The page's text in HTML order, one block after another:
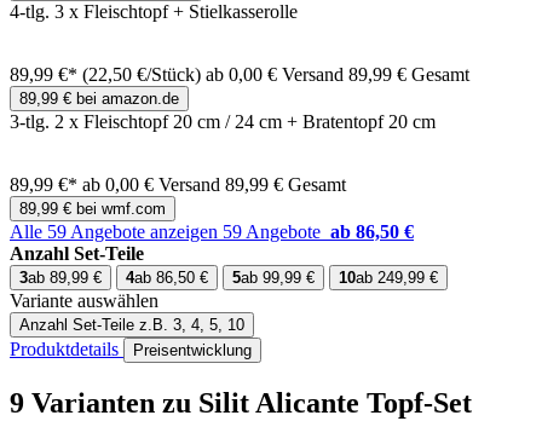
4-tlg. 3 x Fleischtopf + Stielkasserolle
89,99 €* (22,50 €/Stück) ab 0,00 € Versand 89,99 € Gesamt
89,99 € bei amazon.de
3-tlg. 2 x Fleischtopf 20 cm / 24 cm + Bratentopf 20 cm
89,99 €* ab 0,00 € Versand 89,99 € Gesamt
89,99 € bei wmf.com
Alle 59 Angebote anzeigen 59 Angebote ab 86,50 €
Anzahl Set-Teile
3ab 89,99 € 4ab 86,50 € 5ab 99,99 € 10ab 249,99 €
Variante auswählen
Anzahl Set-Teile z.B. 3, 4, 5, 10
Produktdetails Preisentwicklung
9 Varianten zu Silit Alicante Topf-Set